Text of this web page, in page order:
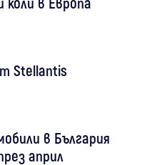
Stellantis
в България
април